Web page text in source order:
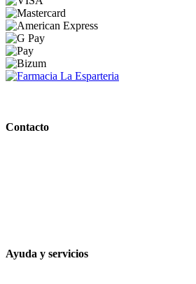
Contacto
Ayuda y servicios